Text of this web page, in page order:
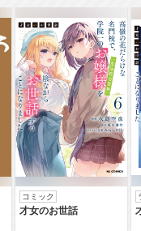
コミック
才女のお世話